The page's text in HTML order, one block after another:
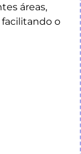
áreas,
o